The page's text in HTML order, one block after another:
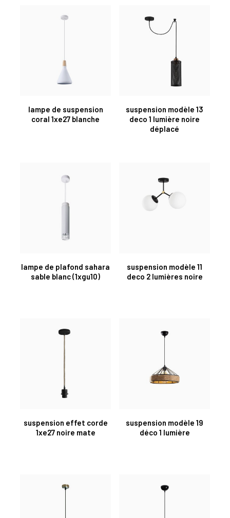
lampe de suspension
coral 1xe27 blanche
suspension modèle 13
deco 1 lumière noire
déplacé
lampe de plafond sahara
sable blanc (1xgu10)
suspension modèle 11
deco 2 lumières noire
suspension effet corde
1xe27 noire mate
suspension modèle 19
déco 1 lumière